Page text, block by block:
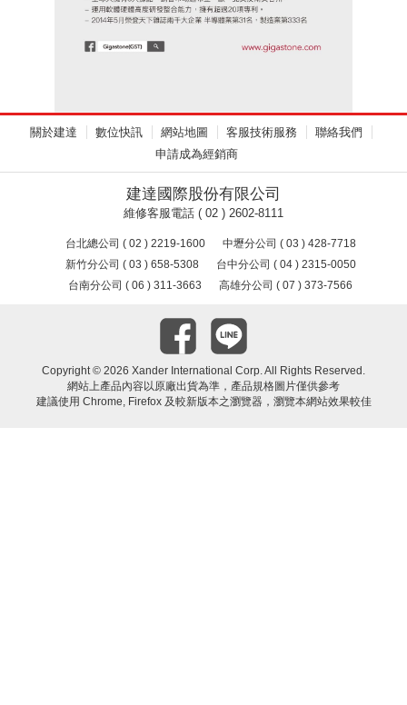
關於建達 數位快訊 網站地圖 客服技術服務
聯絡我們
申請成為經銷商
建達國際股份有限公司
維修客服電話 ( 02 ) 2602-8111
台北總公司 ( 02 ) 2219-1600
中壢分公司 ( 03 ) 428-7718
新竹分公司 ( 03 ) 658-5308
台中分公司 ( 04 ) 2315-0050
台南分公司 ( 06 ) 311-3663
高雄分公司 ( 07 ) 373-7566
Copyright © 2026 Xander International Corp. All Rights Reserved.
網站上產品內容以原廠出貨為準，產品規格圖片僅供參考
建議使用 Chrome, Firefox 及較新版本之瀏覽器，瀏覽本網站效果較佳